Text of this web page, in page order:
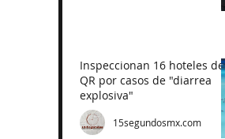
Inspeccionan 16 hoteles de
QR por casos de "diarrea
explosiva"
15segundosmx.com